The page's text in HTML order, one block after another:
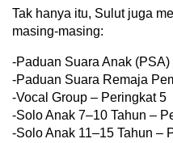
Tak hanya itu, Sulut juga
masing-masing:
-Paduan Suara Anak (PSA)
-Paduan Suara Remaja
-Vocal Group – Peringkat 5
-Solo Anak 7–10 Tahun –
-Solo Anak 11–15 Tahun –